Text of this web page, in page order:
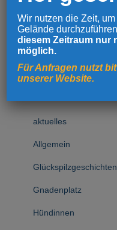
Suchen
aktuelles
Allgemein
Glückspilzgeschichten
Gnadenplatz
Hündinnen
Wir nutzen die Zeit,
Gelände
diesem Zeitraum nur
möglich.
Für Anfragen nutzt
unserer Website.